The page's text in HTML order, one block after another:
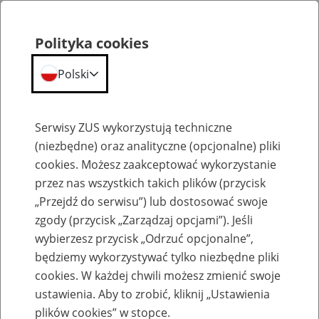
Emerytury
Baza zlikwidowanych lub
przekształconych zakładów pracy
Polityka cookies
Polski
Serwisy ZUS wykorzystują techniczne
(niezbędne) oraz analityczne (opcjonalne) pliki
cookies. Możesz zaakceptować wykorzystanie
przez nas wszystkich takich plików (przycisk
„Przejdź do serwisu”) lub dostosować swoje
zgody (przycisk „Zarządzaj opcjami”). Jeśli
wybierzesz przycisk „Odrzuć opcjonalne”,
będziemy wykorzystywać tylko niezbędne pliki
cookies. W każdej chwili możesz zmienić swoje
ustawienia. Aby to zrobić, kliknij „Ustawienia
plików cookies” w stopce.